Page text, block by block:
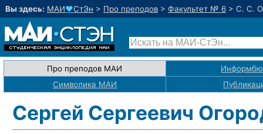
Вы здесь: МАИ♥СтЭн > Про преподов > Факультет № 6 > С. С.
Про преподов МАИ
Символика МАИ
Сергей Сергеевич